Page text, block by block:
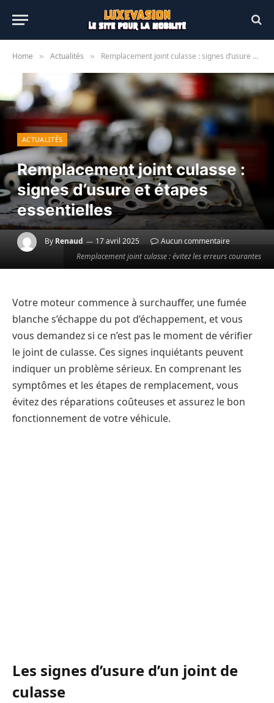
Home » Actualités » Remplacement joint culasse : signes d’usure et étapes essentielles
Remplacement joint culasse : évitez les erreurs courantes
ACTUALITÉS
Remplacement joint culasse :
signes d’usure et étapes
essentielles
By Renaud 17 avril 2025 Aucun commentaire
Votre moteur commence à surchauffer, une fumée
blanche s’échappe du pot d’échappement, et vous
vous demandez si ce n’est pas le moment de vérifier
le joint de culasse. Ces signes inquiétants peuvent
indiquer un problème sérieux. En comprenant les
symptômes et les étapes de remplacement, vous
évitez des réparations coûteuses et assurez le bon
fonctionnement de votre véhicule.
Les signes d’usure d’un joint de
culasse